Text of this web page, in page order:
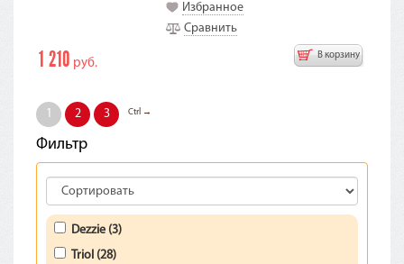
Избранное
Сравнить
В корзину
1 210 руб.
1 2 3 Ctrl →
Фильтр
Dezzie (3)
Triol (28)